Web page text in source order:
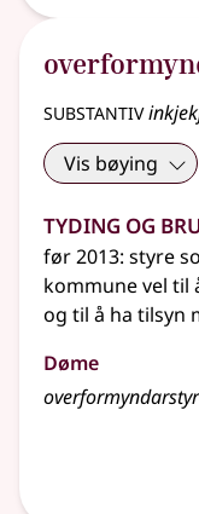
substantiv
Vis bøying
Tyding og
før 2013: styre
kommune vel til
og til å ha tilsyn
Døme